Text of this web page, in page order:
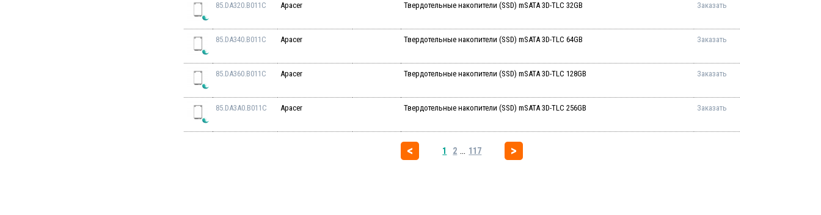
85.DA320.B011C Apacer Твердотельные накопители (SSD) mSATA 3D-TLC 32GB Заказать
85.DA340.B011C Apacer Твердотельные накопители (SSD) mSATA 3D-TLC 64GB Заказать
85.DA360.B011C Apacer Твердотельные накопители (SSD) mSATA 3D-TLC 128GB Заказать
85.DA3A0.B011C Apacer Твердотельные накопители (SSD) mSATA 3D-TLC 256GB Заказать
1 2 ... 117